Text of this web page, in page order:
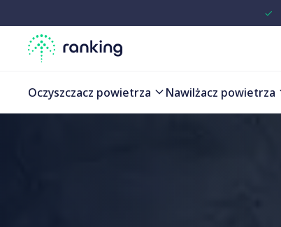
✓
Oczyszczacz powietrza Nawilżacz powietrza